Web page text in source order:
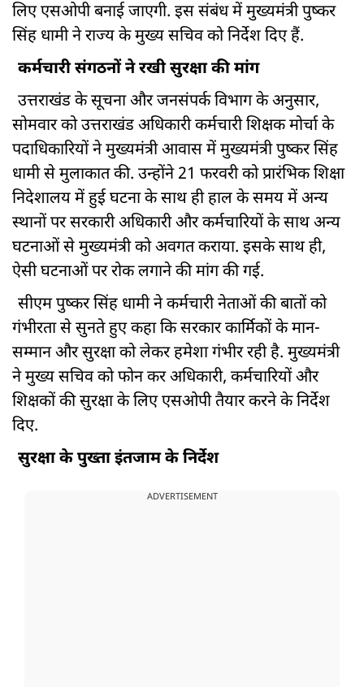
लिए एसओपी बनाई जाएगी. इस संबंध में मुख्यमंत्री पुष्कर
सिंह धामी ने राज्य के मुख्य सचिव को निर्देश दिए हैं.
कर्मचारी संगठनों ने रखी सुरक्षा की मांग
उत्तराखंड के सूचना और जनसंपर्क विभाग के अनुसार,
सोमवार को उत्तराखंड अधिकारी कर्मचारी शिक्षक मोर्चा के
पदाधिकारियों ने मुख्यमंत्री आवास में मुख्यमंत्री पुष्कर सिंह
धामी से मुलाकात की. उन्होंने 21 फरवरी को प्रारंभिक शिक्षा
निदेशालय में हुई घटना के साथ ही हाल के समय में अन्य
स्थानों पर सरकारी अधिकारी और कर्मचारियों के साथ अन्य
घटनाओं से मुख्यमंत्री को अवगत कराया. इसके साथ ही,
ऐसी घटनाओं पर रोक लगाने की मांग की गई.
सीएम पुष्कर सिंह धामी ने कर्मचारी नेताओं की बातों को
गंभीरता से सुनते हुए कहा कि सरकार कार्मिकों के मान-
सम्मान और सुरक्षा को लेकर हमेशा गंभीर रही है. मुख्यमंत्री
ने मुख्य सचिव को फोन कर अधिकारी, कर्मचारियों और
शिक्षकों की सुरक्षा के लिए एसओपी तैयार करने के निर्देश
दिए.
सुरक्षा के पुख्ता इंतजाम के निर्देश
ADVERTISEMENT